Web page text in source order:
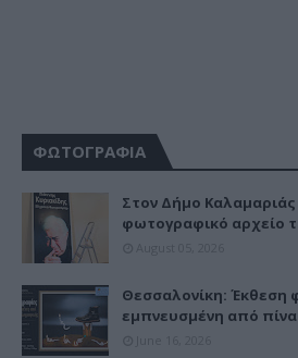
ΦΩΤΟΓΡΑΦΙΑ
Στον Δήμο
φωτογραφικό αρχείο
Θεσσαλονίκη: Έκθεση
εμπνευσμένη από